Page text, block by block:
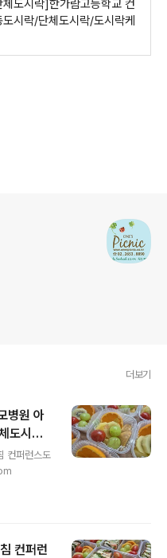
도시락]한가람고등학교 컨
시락/단체도시락/도시락케
더보기
병원 아
도시락/
컨퍼런스도
컨퍼런